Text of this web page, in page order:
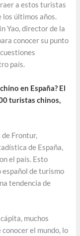
a estos turistas
los últimos años.
Yao, director de la
conocer su punto
país.
en España? El
turistas chinos,
Frontur,
de España,
el país. Esto
español de turismo
tendencia de
muchos
el mundo, lo